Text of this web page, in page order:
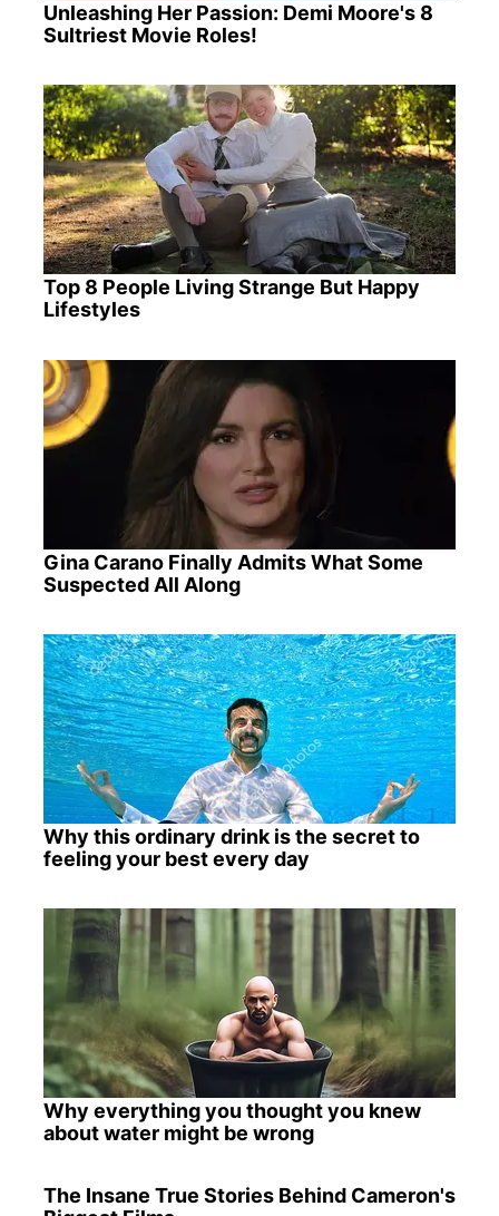
Unleashing Her Passion: Demi Moore's 8
Sultriest Movie Roles!
Top 8 People Living Strange But Happy
Lifestyles
Gina Carano Finally Admits What Some
Suspected All Along
Why this ordinary drink is the secret to
feeling your best every day
Why everything you thought you knew
about water might be wrong
The Insane True Stories Behind Cameron's